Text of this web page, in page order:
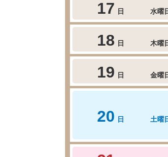
17 日 水曜
18 日 木曜
19 日 金曜
20 日 土曜